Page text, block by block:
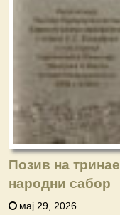
Позив на
народни сабор
мај 29, 2026